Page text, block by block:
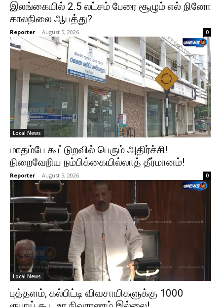
இலங்கையில் 2.5 லட்சம் பேரை சூழும் எல் நினோ
காலநிலை ஆபத்து?
Reporter - August 5, 2026 0
Local News
மாதம்பே கூட்டுறவில் பெரும் அதிர்ச்சி!
நிறைவேறிய நம்பிக்கையில்லாத் தீர்மானம்!
Reporter - August 5, 2026 0
Local News
புத்தளம், கல்பிட்டி விவசாயிகளுக்கு 1000